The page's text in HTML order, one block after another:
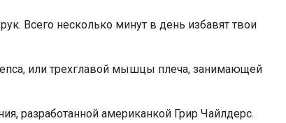
Всего несколько минут в день избавят твои
или трехглавой мышцы плеча, занимающей
разработанной американкой Грир Чайлдерс.